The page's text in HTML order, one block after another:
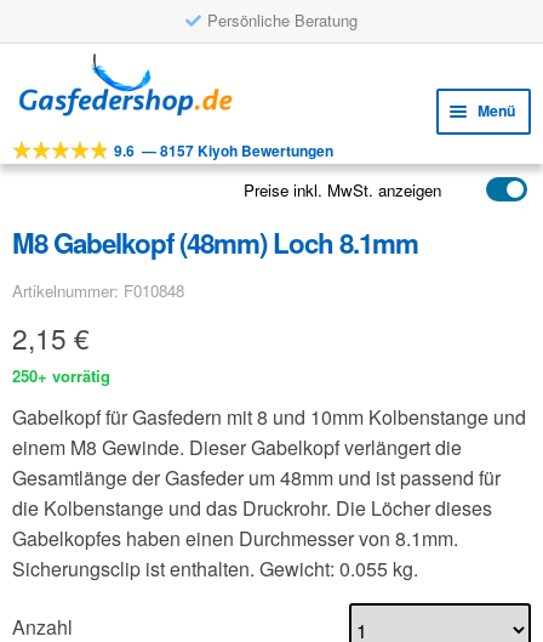
Persönliche Beratung
Navigation
springen
Inhalt
springen
Menü
Werkzeuge
Anwendungen
Kundenservice
FAQ
9.6 —8157 Kiyoh Bewertungen
Preise inkl. MwSt. anzeigen
M8 Gabelkopf (48mm) Loch 8.1mm
Artikelnummer: F010848
2,15 €
250+ vorrätig
Gabelkopf für Gasfedern mit 8 und 10mm Kolbenstange und
einem M8 Gewinde. Dieser Gabelkopf verlängert die
Gesamtlänge der Gasfeder um 48mm und ist passend für
die Kolbenstange und das Druckrohr. Die Löcher dieses
Gabelkopfes haben einen Durchmesser von 8.1mm.
Sicherungsclip ist enthalten. Gewicht: 0.055 kg.
Anzahl